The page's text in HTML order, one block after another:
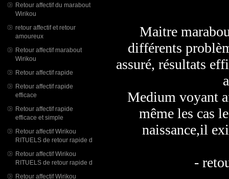
Retour affectif du marabout
Wirikou
retour affectif et retour
amoureux
Retour affectif marabout
Wirikou
Retour affectif rapide
Retour affectif rapide
efficace
Retour affectif rapide
efficace et simple
Retour affectif Wirikou
RITUELS de retour rapide d
Retour affectif Wirikou
RITUELS de retour rapide d
Retour affectif Wirikou
Maitre
différents
assuré, résultats
Medium voyant
même les cas
naissance,il
-